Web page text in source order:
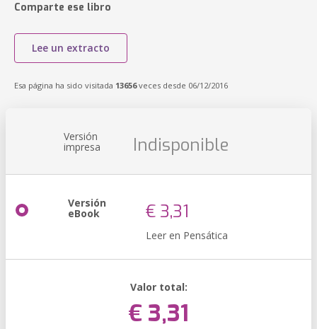
Comparte ese libro
Lee un extracto
Esa página ha sido visitada 13656veces desde 06/12/2016
Versión
impresa Indisponible
Versión
eBook € 3,31
Leer en Pensática
Valor total:
€ 3,31